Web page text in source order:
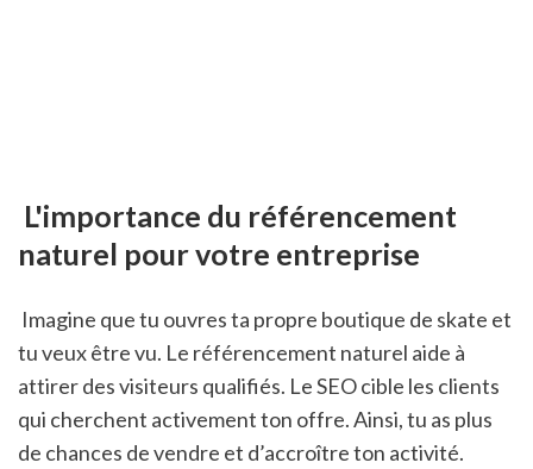
naturel pour votre entreprise
tu veux être vu. Le référencement naturel aide à
attirer des visiteurs qualifiés. Le SEO cible les clients
qui cherchent activement ton offre. Ainsi, tu as plus
de chances de vendre et d’accroître ton activité.